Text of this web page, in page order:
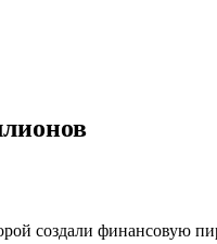
создали финансовую